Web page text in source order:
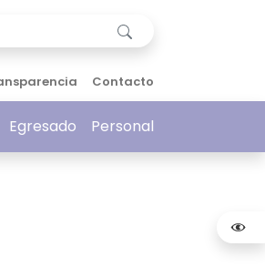
Contacto
Egresado Personal